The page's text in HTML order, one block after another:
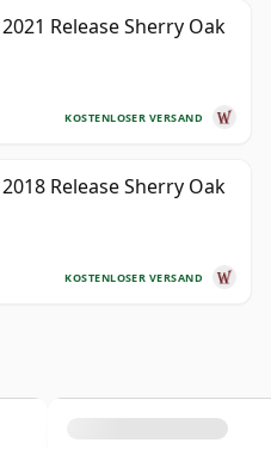
Release Sherry Oak
KOSTENLOSER VERSAND
Release Sherry Oak
KOSTENLOSER VERSAND